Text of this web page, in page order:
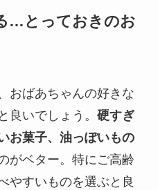
…とっておきのお
おばあちゃんの好きな
良いでしょう。 硬すぎ
お菓子、油っぽいもの
がベター。特にご高齢
やすいものを選ぶと良